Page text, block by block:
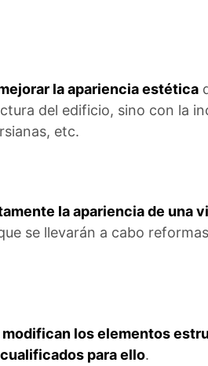
la apariencia estética
del edificio, sino con la
etc.
la apariencia de una
se llevarán a cabo
los elementos
para ello.